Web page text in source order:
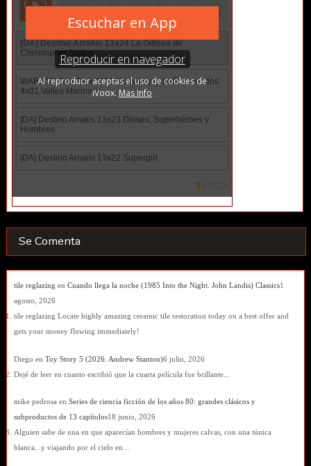
Se Comenta
tile reglazing en Cuando llega la noche (1985 Into the Night. John Landis) Classics1
agosto, 2026
tile reglazing Locate highly amazing ceramic tile restoration today on a best offer and
gets your money flowing immediately!
Diego en Toy Story 5 (2026. Andrew Stanton)6 julio, 2026
Dejé de leer en cuanto escribió que la cuarta película fue brillante...
mike pedrosaen Series de ciencia ficción de los años 80: grandes clásicos y
subproductos de 13 capítulos18 junio, 2026
Alguien sabe de una en que aparecían hombres y mujeres calvas, con una túnica
blanca...y viajando por el cielo en…